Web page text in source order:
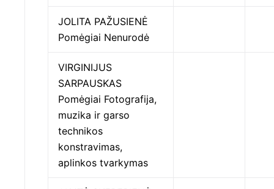
JOLITA PAŽUSIENĖ
Pomėgiai Nenurodė
VIRGINIJUS
SARPAUSKAS
Pomėgiai Fotografija,
muzika ir garso
technikos
konstravimas,
aplinkos tvarkymas